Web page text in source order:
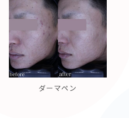
ダーマペン